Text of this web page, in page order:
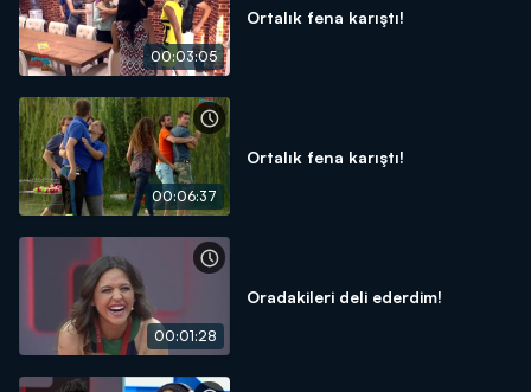
00:03:05
Ortalık fena karıştı!
00:06:37
Ortalık fena karıştı!
00:01:28
Oradakileri deli ederdim!